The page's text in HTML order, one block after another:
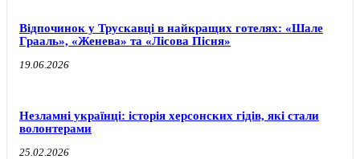
Відпочинок у Трускавці в найкращих готелях: «Шале
Грааль», «Женева» та «Лісова Пісня»
19.06.2026
Незламні українці: історія херсонских гідів, які стали
волонтерами
25.02.2026